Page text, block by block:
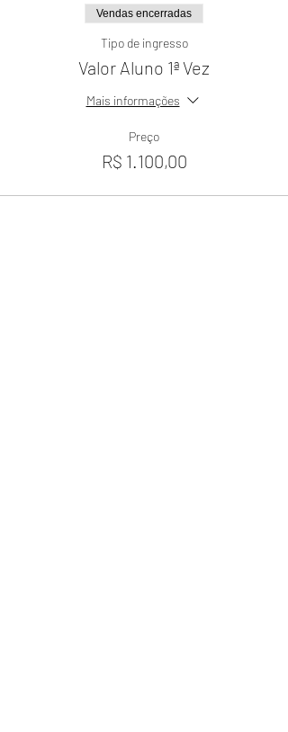
Vendas encerradas
Tipo de ingresso
Valor Aluno 1ª Vez
Mais informações
Preço
R$ 1.100,00